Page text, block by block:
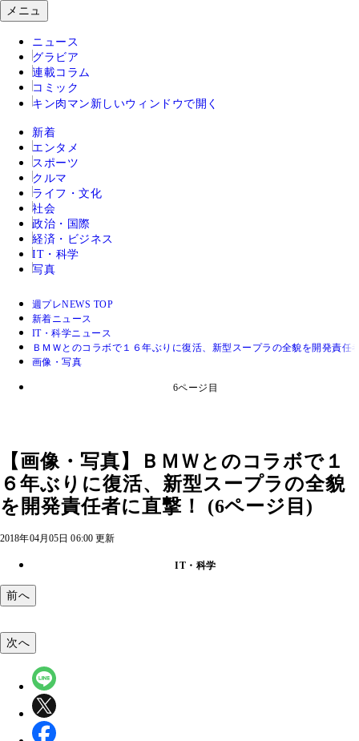
メニュ
ニュース
グラビア
連載コラム
コミック
キン肉マン 新しいウィンドウで開く
新着
エンタメ
スポーツ
クルマ
ライフ・文化
社会
政治・国際
経済・ビジネス
IT・科学
写真
週プレNEWS TOP
新着ニュース
IT・科学ニュース
ＢＭＷとのコラボで１６年ぶりに復活、新型スープラの全貌を開発責任
画像・写真
6ページ目
【画像・写真】ＢＭＷとのコラボで１
６年ぶりに復活、新型スープラの全貌
を開発責任者に直撃！ (6ページ目)
2018年04月05日 06:00 更新
IT・科学
前へ
次へ